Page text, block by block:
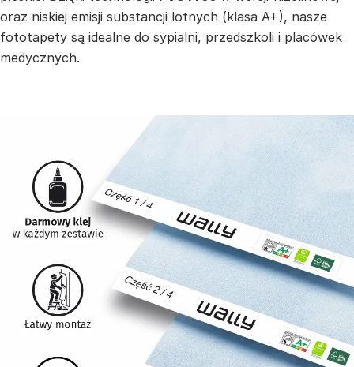
oraz niskiej emisji substancji lotnych (klasa A+), nasze
fototapety są idealne do sypialni, przedszkoli i placówek
medycznych.